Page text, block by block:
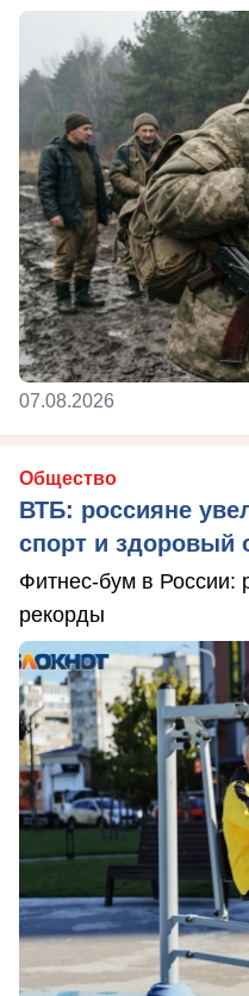
07.08.2026
Общество
ВТБ: россияне
спорт и здоровый
Фитнес-бум в России:
рекорды